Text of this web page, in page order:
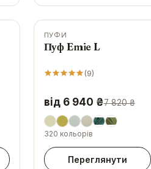
-11%
ПУФИ
Пуф Emie L
(9)
від 6 940 ₴7 820 ₴
320 кольорів
Переглянути